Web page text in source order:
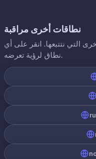
نطاقات أخرى مراقبة
التي نتتبعها. انقر على أي
نطاق لرؤية تعرضه.